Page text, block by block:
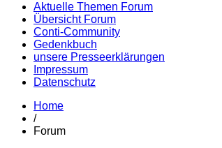
Aktuelle Themen Forum
Übersicht Forum
Conti-Community
Gedenkbuch
unsere Presseerklärungen
Impressum
Datenschutz
Home
/
Forum